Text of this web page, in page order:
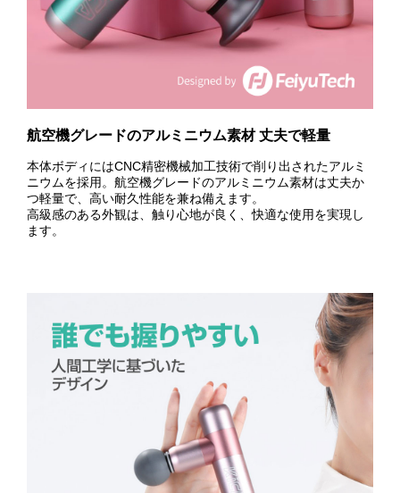
航空機グレードのアルミニウム素材 丈夫で軽量
本体ボディにはCNC精密機械加工技術で削り出されたアルミ
ニウムを採用。航空機グレードのアルミニウム素材は丈夫か
つ軽量で、高い耐久性能を兼ね備えます。
高級感のある外観は、触り心地が良く、快適な使用を実現し
ます。